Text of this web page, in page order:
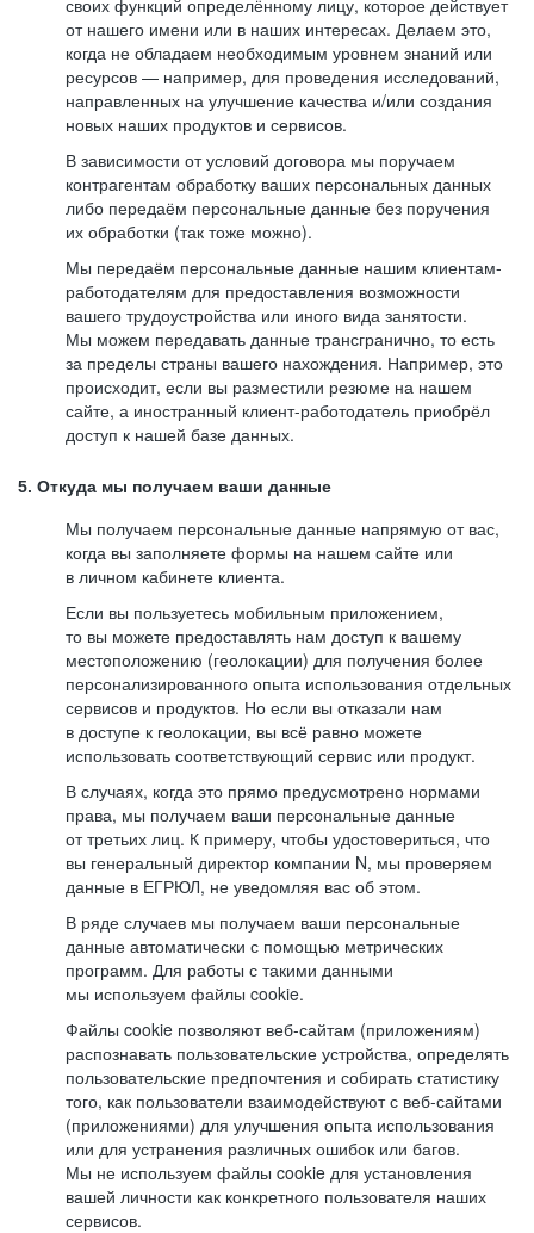
своих функций определённому лицу, которое действует
от нашего имени или в наших интересах. Делаем это,
когда не обладаем необходимым уровнем знаний или
ресурсов — например, для проведения исследований,
направленных на улучшение качества и/или создания
новых наших продуктов и сервисов.
В зависимости от условий договора мы поручаем
контрагентам обработку ваших персональных данных
либо передаём персональные данные без поручения
их обработки (так тоже можно).
Мы передаём персональные данные нашим клиентам-
работодателям для предоставления возможности
вашего трудоустройства или иного вида занятости.
Мы можем передавать данные трансгранично, то есть
за пределы страны вашего нахождения. Например, это
происходит, если вы разместили резюме на нашем
сайте, а иностранный клиент-работодатель приобрёл
доступ к нашей базе данных.
5. Откуда мы получаем ваши данные
Мы получаем персональные данные напрямую от вас,
когда вы заполняете формы на нашем сайте или
в личном кабинете клиента.
Если вы пользуетесь мобильным приложением,
то вы можете предоставлять нам доступ к вашему
местоположению (геолокации) для получения более
персонализированного опыта использования отдельных
сервисов и продуктов. Но если вы отказали нам
в доступе к геолокации, вы всё равно можете
использовать соответствующий сервис или продукт.
В случаях, когда это прямо предусмотрено нормами
права, мы получаем ваши персональные данные
от третьих лиц. К примеру, чтобы удостовериться, что
вы генеральный директор компании N, мы проверяем
данные в ЕГРЮЛ, не уведомляя вас об этом.
В ряде случаев мы получаем ваши персональные
данные автоматически с помощью метрических
программ. Для работы с такими данными
мы используем файлы cookie.
Файлы cookie позволяют веб-сайтам (приложениям)
распознавать пользовательские устройства, определять
пользовательские предпочтения и собирать статистику
того, как пользователи взаимодействуют с веб-сайтами
(приложениями) для улучшения опыта использования
или для устранения различных ошибок или багов.
Мы не используем файлы cookie для установления
вашей личности как конкретного пользователя наших
сервисов.